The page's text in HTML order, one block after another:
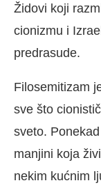
Židovi koji
cionizmu i
predrasude.
Filosemitizam
sve što
sveto.
manjini koja
nekim kućnim